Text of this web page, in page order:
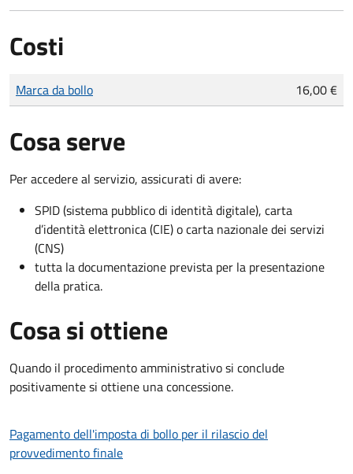
Costi
Tipo di pagamento
Importo
Marca da bollo 16,00 €
Cosa serve
Per accedere al servizio, assicurati di avere:
SPID (sistema pubblico di identità digitale), carta
d’identità elettronica (CIE) o carta nazionale dei servizi
(CNS)
tutta la documentazione prevista per la presentazione
della pratica.
Cosa si ottiene
Quando il procedimento amministrativo si conclude
positivamente si ottiene una concessione.
Pagamento dell'imposta di bollo per il rilascio del
provvedimento finale